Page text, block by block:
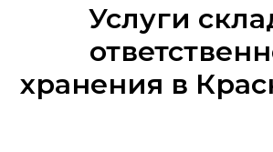
Услуги
хранения в